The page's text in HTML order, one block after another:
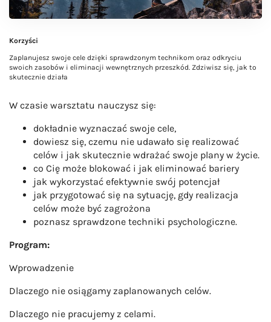
Korzyści
Zaplanujesz swoje cele dzięki sprawdzonym technikom oraz odkryciu
swoich zasobów i eliminacji wewnętrznych przeszkód. Zdziwisz się, jak to
skutecznie działa
W czasie warsztatu nauczysz się:
dokładnie wyznaczać swoje cele,
dowiesz się, czemu nie udawało się realizować
celów i jak skutecznie wdrażać swoje plany w życie.
co Cię może blokować i jak eliminować bariery
jak wykorzystać efektywnie swój potencjał
jak przygotować się na sytuację, gdy realizacja
celów może być zagrożona
poznasz sprawdzone techniki psychologiczne.
Program:
Wprowadzenie
Dlaczego nie osiągamy zaplanowanych celów.
Dlaczego nie pracujemy z celami.